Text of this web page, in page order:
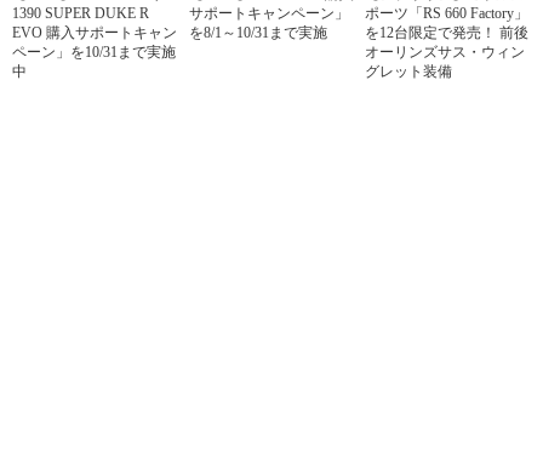
1390 SUPER DUKE R
EVO 購入サポートキャン
ペーン」を10/31まで実施
中
サポートキャンペーン」
を8/1～10/31まで実施
ポーツ「RS 660 Factory」
を12台限定で発売！ 前後
オーリンズサス・ウィン
グレット装備